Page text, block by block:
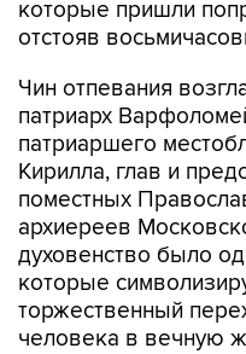
которые пришли
отстояв
Чин отпевания
патриарх
патриаршего
Кирилла, глав и
поместных
архиереев
духовенство было
которые
торжественный
человека в вечную